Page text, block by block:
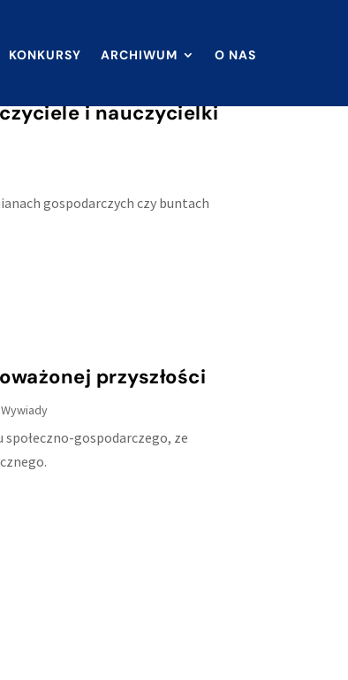
KONKURSY ARCHIWUM O NAS
i nauczycielki
gospodarczych czy buntach
przyszłości
Wywiady
gospodarczego, ze